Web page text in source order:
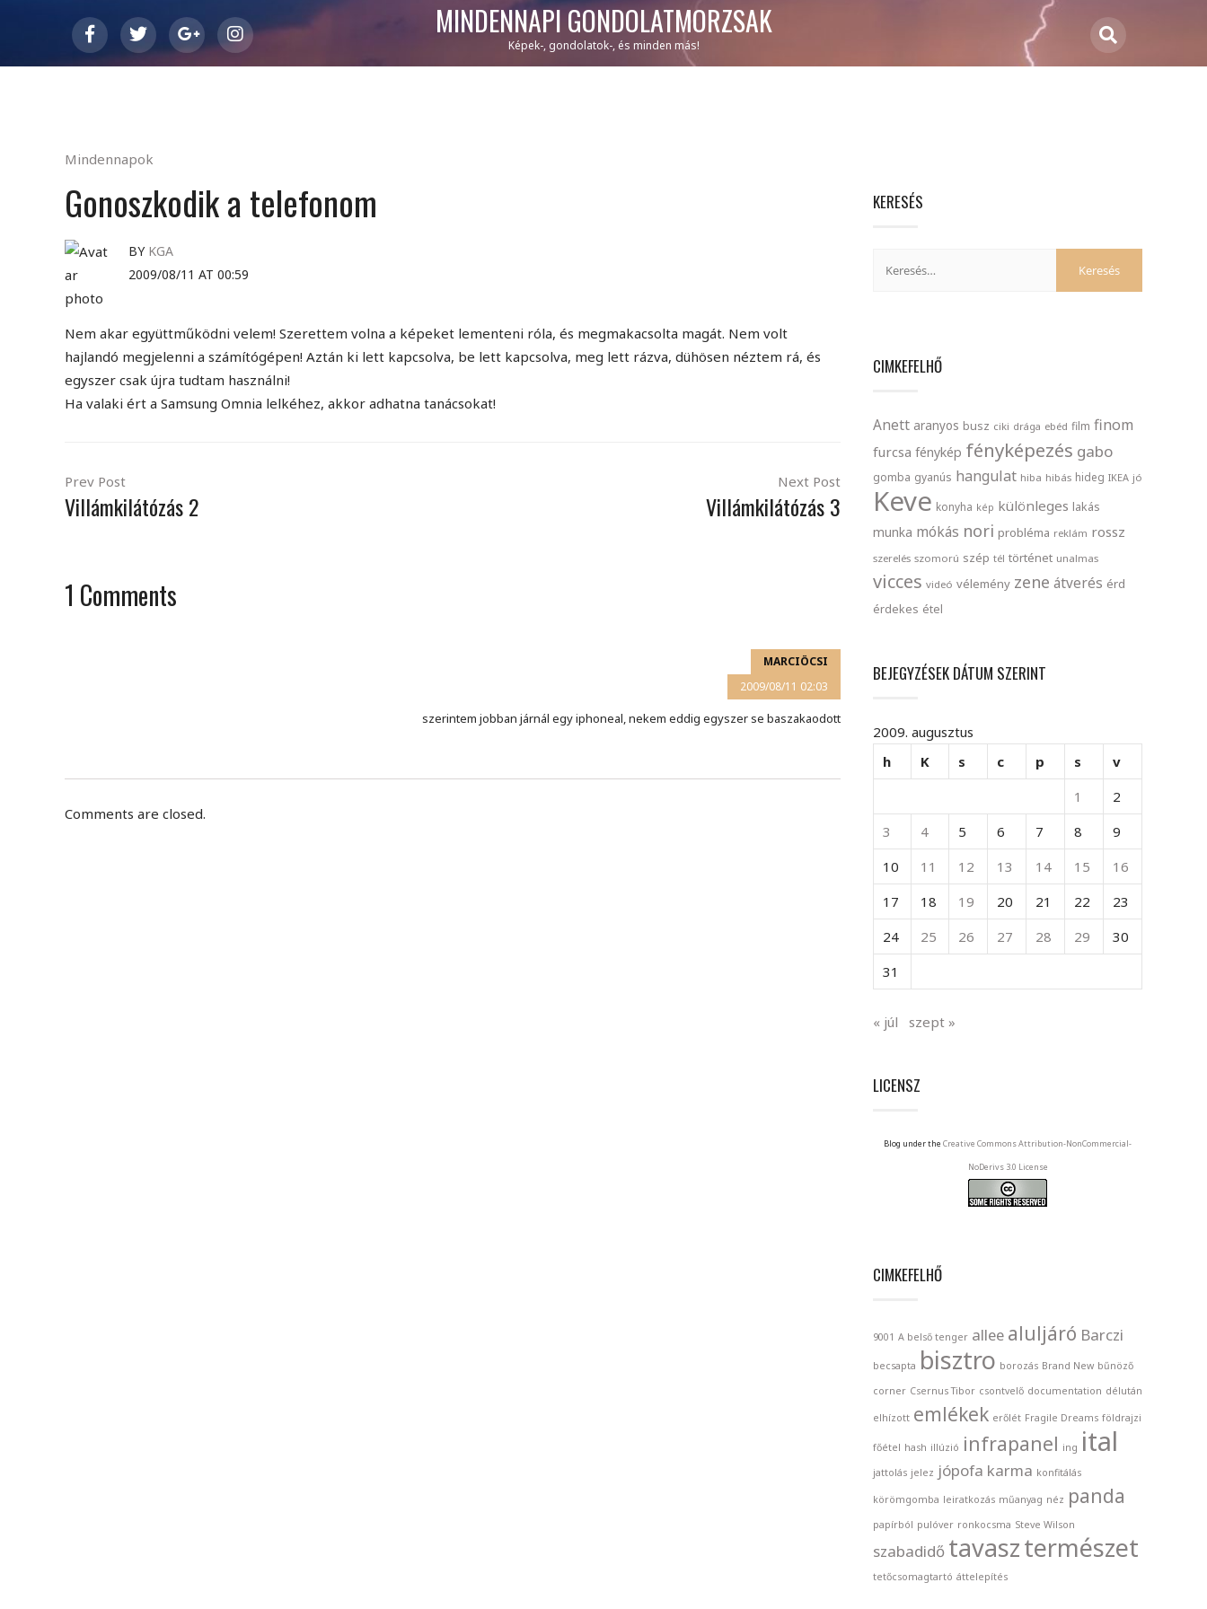
MINDENNAPI GONDOLATMORZSÁK
Képek-, gondolatok-, és minden más!
Mindennapok
Gonoszkodik a telefonom
BY KGA
2009/08/11 AT 00:59
Nem akar együttműködni velem! Szerettem volna a képeket lementeni róla, és megmakacsolta magát. Nem volt
hajlandó megjelenni a számítógépen! Aztán ki lett kapcsolva, be lett kapcsolva, meg lett rázva, dühösen néztem rá, és
egyszer csak újra tudtam használni!
Ha valaki ért a Samsung Omnia lelkéhez, akkor adhatna tanácsokat!
Prev Post
Villámkilátózás 2
Next Post
Villámkilátózás 3
1 Comments
MARCIÖCSI
2009/08/11 02:03
szerintem jobban járnál egy iphoneal, nekem eddig egyszer se baszakaodott
Comments are closed.
KERESÉS
CIMKEFELHŐ
Anett aranyos busz ciki drága ebéd film finom
furcsa fénykép fényképezés gabo
gomba gyanús hangulat hiba hibás hideg IKEA jó
Keve konyha kép különleges lakás
munka mókás nori probléma reklám rossz
szerelés szomorú szép tél történet unalmas
vicces videó vélemény zene átverés érd
érdekes étel
BEJEGYZÉSEK DÁTUM SZERINT
2009. augusztus
h
K s c p s
v
1
2
3
4 5 6 7 8
9
10
11 12 13 14 15
16
17
18 19 20 21 22
23
24
25 26 27 28 29
30
31
« júl szept »
LICENSZ
Blog under the Creative Commons Attribution-NonCommercial-
NoDerivs 3.0 License
CIMKEFELHŐ
9001 A belső tenger allee aluljáró Barczi
becsapta bisztro borozás Brand New bűnöző
corner Csernus Tibor csontvelő documentation délután
elhízott emlékek erőlét Fragile Dreams földrajzi
főétel hash illúzió infrapanel ing ital
jattolás jelez jópofa karma konfitálás
körömgomba leiratkozás műanyag néz panda
papírból pulóver ronkocsma Steve Wilson
szabadidő tavasztermészet
tetőcsomagtartó áttelepítés